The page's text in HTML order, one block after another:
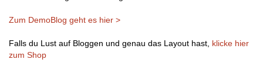
Zum DemoBlog geht es hier >
Falls du Lust auf Bloggen und genau das Layout hast, klicke hier
zum Shop